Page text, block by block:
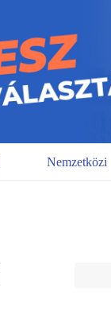
Nemzetközi